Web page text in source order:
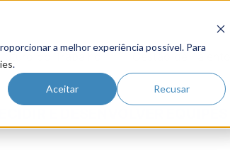
a melhor experiência possível. Para
.
Aceitar Recusar
Futuro do Trabalho Gestão de Talentos